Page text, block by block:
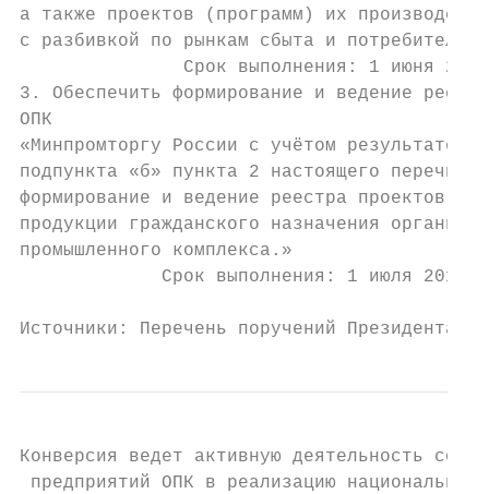
а также проектов (программ) их
с разбивкой по рынкам сбыта и
Срок выполнения: 1 июня
3. Обеспечить формирование и ведение
ОПК
«Минпромторгу России с учётом
подпункта «б» пункта 2 настоящего
формирование и ведение реестра проектов
продукции гражданского назначения
промышленного комплекса.»
Срок выполнения: 1 июля 2019
Источники: Перечень поручений
Конверсия ведет активную деятельность со
предприятий ОПК в реализацию